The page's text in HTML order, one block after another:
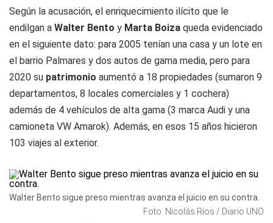
Según la acusación, el enriquecimiento ilícito que le
endilgan a Walter Bento y Marta Boiza queda evidenciado
en el siguiente dato: para 2005 tenían una casa y un lote en
el barrio Palmares y dos autos de gama media, pero para
2020 su patrimonio aumentó a 18 propiedades (sumaron 9
departamentos, 8 locales comerciales y 1 cochera)
además de 4 vehículos de alta gama (3 marca Audi y una
camioneta VW Amarok). Además, en esos 15 años hicieron
103 viajes al exterior.
Walter Bento sigue preso mientras avanza el juicio en su contra.
Foto: Nicolás Ríos / Diario UNO